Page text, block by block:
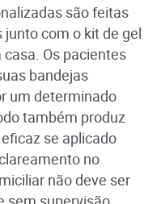
são feitas
com o kit de gel
Os pacientes
bandejas
um determinado
também produz
se aplicado
no
não deve ser